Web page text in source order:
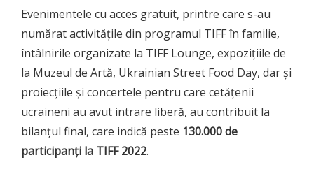
Evenimentele cu acces gratuit, printre care s-au
numărat activitățile din programul TIFF în familie,
întâlnirile organizate la TIFF Lounge, expozițiile de
la Muzeul de Artă, Ukrainian Street Food Day, dar și
proiecțiile și concertele pentru care cetățenii
ucraineni au avut intrare liberă, au contribuit la
bilanțul final, care indică peste 130.000 de
participanți la TIFF 2022.